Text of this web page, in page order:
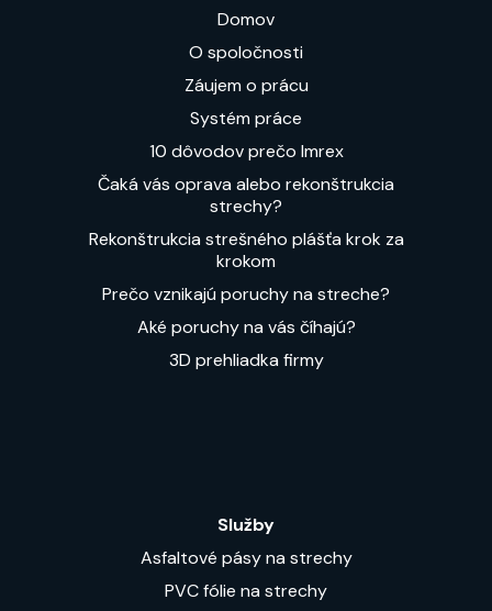
Domov
O spoločnosti
Záujem o prácu
Systém práce
10 dôvodov prečo Imrex
Čaká vás oprava alebo rekonštrukcia
strechy?
Rekonštrukcia strešného plášťa krok za
krokom
Prečo vznikajú poruchy na streche?
Aké poruchy na vás číhajú?
3D prehliadka firmy
Služby
Asfaltové pásy na strechy
PVC fólie na strechy